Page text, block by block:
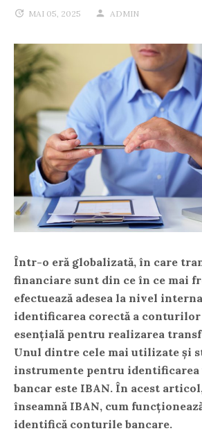
MAI 05, 2025 ADMIN
Într-o eră globalizată, în care
financiare sunt din ce în ce mai
efectuează adesea la nivel
identificarea corectă a conturilor
esențială pentru realizarea
Unul dintre cele mai utilizate și
instrumente pentru
bancar este IBAN. În acest
înseamnă IBAN, cum
identifică conturile bancare.